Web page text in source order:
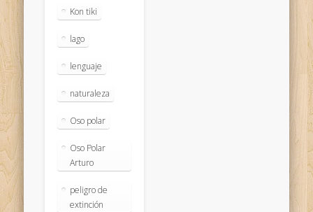
Kon tiki
lago
lenguaje
naturaleza
Oso polar
Oso Polar
Arturo
peligro de
extinción